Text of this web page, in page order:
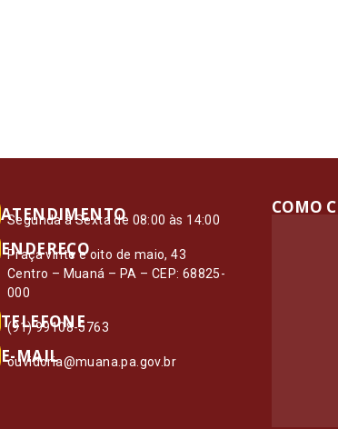
ATENDIMENTO
Segunda à Sexta de 08:00 às 14:00
ENDEREÇO
Praça vinte e oito de maio, 43
Centro – Muaná – PA – CEP: 68825-
000
TELEFONE
(91) 99108-5763
E-MAIL
ouvidoria@muana.pa.gov.br
COMO